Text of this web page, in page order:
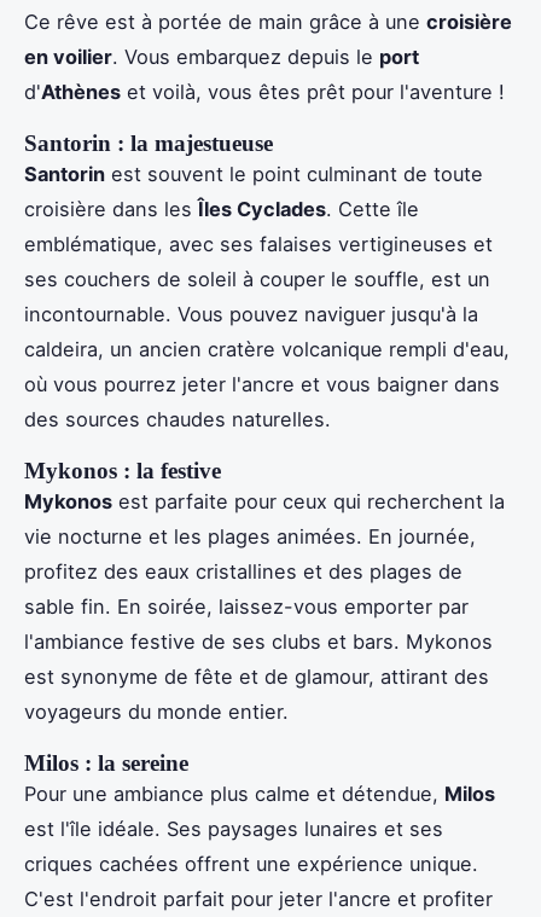
Ce rêve est à portée de main grâce à une croisière
en voilier. Vous embarquez depuis le port
d'Athènes et voilà, vous êtes prêt pour l'aventure !
Santorin : la majestueuse
Santorin est souvent le point culminant de toute
croisière dans lesÎles Cyclades. Cette île
emblématique, avec ses falaises vertigineuses et
ses couchers de soleil à couper le souffle, est un
incontournable. Vous pouvez naviguer jusqu'à la
caldeira, un ancien cratère volcanique rempli d'eau,
où vous pourrez jeter l'ancre et vous baigner dans
des sources chaudes naturelles.
Mykonos : la festive
Mykonos est parfaite pour ceux qui recherchent la
vie nocturne et les plages animées. En journée,
profitez des eaux cristallines et des plages de
sable fin. En soirée, laissez-vous emporter par
l'ambiance festive de ses clubs et bars. Mykonos
est synonyme de fête et de glamour, attirant des
voyageurs du monde entier.
Milos : la sereine
Pour une ambiance plus calme et détendue, Milos
est l'île idéale. Ses paysages lunaires et ses
criques cachées offrent une expérience unique.
C'est l'endroit parfait pour jeter l'ancre et profiter